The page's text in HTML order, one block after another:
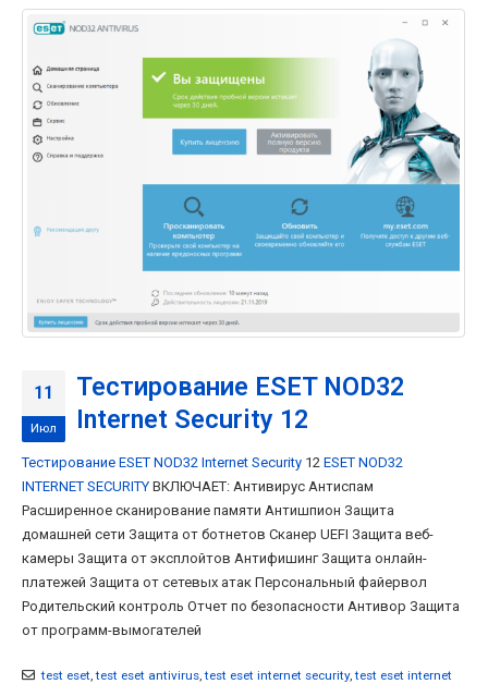
11
Июл
Тестирование ESET NOD32
Internet Security 12
Тестирование ESET NOD32 Internet Security 12 ESET NOD32
INTERNET SECURITY ВКЛЮЧАЕТ: Антивирус Антиспам
Расширенное сканирование памяти Антишпион Защита
домашней сети Защита от ботнетов Сканер UEFI Защита веб-
камеры Защита от эксплойтов Антифишинг Защита онлайн-
платежей Защита от сетевых атак Персональный файервол
Родительский контроль Отчет по безопасности Антивор Защита
от программ-вымогателей
test eset,test eset antivirus,test eset internet security,test eset internet